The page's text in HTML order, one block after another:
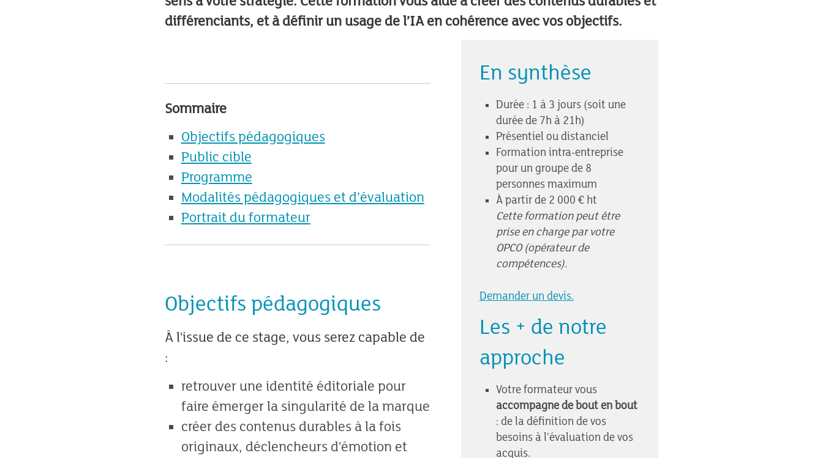
différenciants, et à définir un usage de l’IA en cohérence avec vos objectifs.
Sommaire
Objectifs pédagogiques
Public cible
Programme
Modalités pédagogiques et d’évaluation
Portrait du formateur
Objectifs pédagogiques
À l'issue de ce stage, vous serez capable de
:
retrouver une identité éditoriale pour
faire émerger la singularité de la marque
créer des contenus durables à la fois
originaux, déclencheurs d'émotion et
En synthèse
Durée : 1 à 3 jours (soit une
durée de 7h à 21h)
Présentiel ou distanciel
Formation intra-entreprise
pour un groupe de 8
personnes maximum
À partir de 2 000 € ht
Cette formation peut être
prise en charge par votre
OPCO (opérateur de
compétences).
Demander un devis.
Les + de notre
approche
Votre formateur vous
accompagne de bout en bout
: de la définition de vos
besoins à l'évaluation de vos
acquis.